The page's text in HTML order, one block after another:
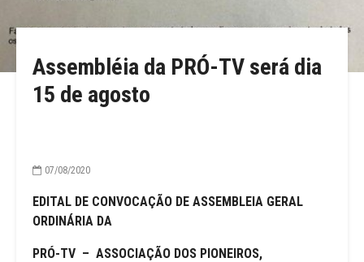
Assembléia da PRÓ-TV será dia
15 de agosto
07/08/2020
EDITAL DE CONVOCAÇÃO DE ASSEMBLEIA GERAL
ORDINÁRIA DA
PRÓ-TV – ASSOCIAÇÃO DOS PIONEIROS,